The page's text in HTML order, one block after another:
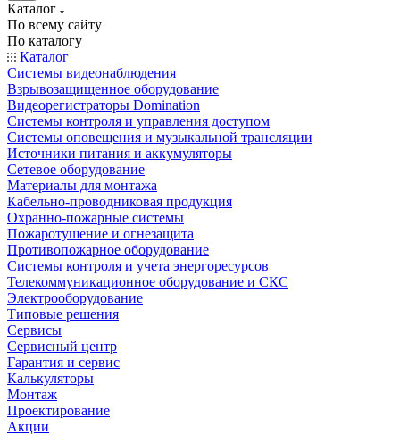
Каталог
По всему сайту
По каталогу
Каталог
Системы видеонаблюдения
Взрывозащищенное оборудование
Видеорегистраторы Domination
Системы контроля и управления доступом
Системы оповещения и музыкальной трансляции
Источники питания и аккумуляторы
Сетевое оборудование
Материалы для монтажа
Кабельно-проводниковая продукция
Охранно-пожарные системы
Пожаротушение и огнезащита
Противопожарное оборудование
Системы контроля и учета энергоресурсов
Телекоммуникационное оборудование и СКС
Электрооборудование
Типовые решения
Сервисы
Сервисный центр
Гарантия и сервис
Калькуляторы
Монтаж
Проектирование
Акции